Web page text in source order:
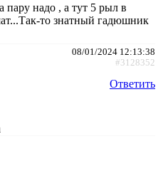
пару надо , а тут 5 рыл в
то знатный гадюшник
08/01/2024 12:13:38
#3128352
Ответить